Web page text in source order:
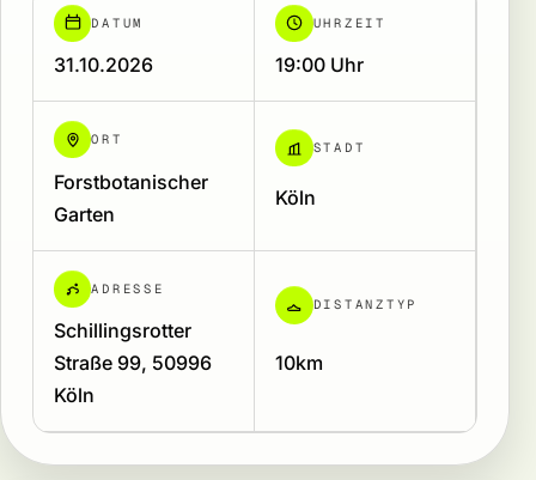
DATUM
31.10.2026
UHRZEIT
19:00 Uhr
ORT
Forstbotanischer
Garten
STADT
Köln
ADRESSE
Schillingsrotter
Straße 99, 50996
Köln
DISTANZTYP
10km